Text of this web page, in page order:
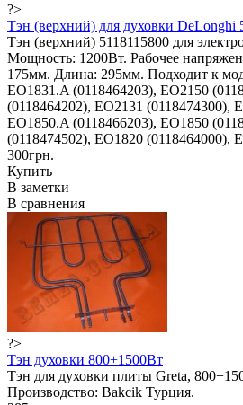
?>
Тэн (верхний) для духовки DeLonghi
Тэн (верхний) 5118115800 для
Мощность: 1200Вт. Рабочее
175мм. Длина: 295мм. Подходит к
EO1831.A (0118464203), EO2150
(0118464202), EO2131 (0118474300),
EO1850.A (0118466203), EO1850
(0118474502), EO1820 (0118464000),
300грн.
Купить
В заметки
В сравнения
?>
Тэн духовки 800+1500Вт
Тэн для духовки плиты Greta,
Производство: Bakcik Турция.